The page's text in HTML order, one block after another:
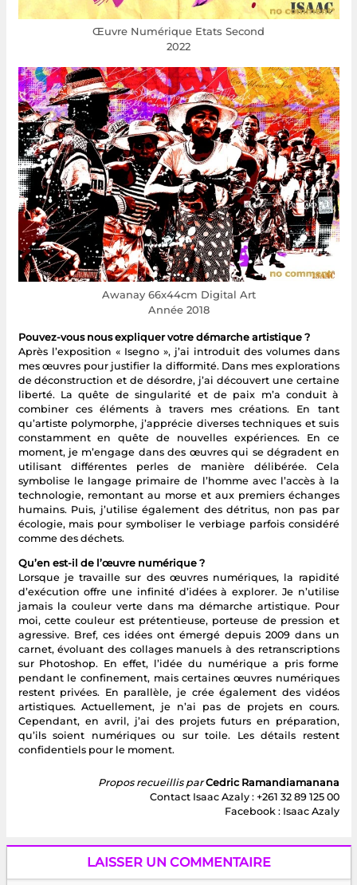
Œuvre Numérique Etats Second
2022
Awanay 66x44cm Digital Art
Année 2018
Pouvez-vous nous expliquer votre démarche artistique ?
Après l’exposition « Isegno », j’ai introduit des volumes dans
mes œuvres pour justifier la difformité. Dans mes explorations
de déconstruction et de désordre, j’ai découvert une certaine
liberté. La quête de singularité et de paix m’a conduit à
combiner ces éléments à travers mes créations. En tant
qu’artiste polymorphe, j’apprécie diverses techniques et suis
constamment en quête de nouvelles expériences. En ce
moment, je m’engage dans des œuvres qui se dégradent en
utilisant différentes perles de manière délibérée. Cela
symbolise le langage primaire de l’homme avec l’accès à la
technologie, remontant au morse et aux premiers échanges
humains. Puis, j’utilise également des détritus, non pas par
écologie, mais pour symboliser le verbiage parfois considéré
comme des déchets.
Qu’en est-il de l’œuvre numérique ?
Lorsque je travaille sur des œuvres numériques, la rapidité
d’exécution offre une infinité d’idées à explorer. Je n’utilise
jamais la couleur verte dans ma démarche artistique. Pour
moi, cette couleur est prétentieuse, porteuse de pression et
agressive. Bref, ces idées ont émergé depuis 2009 dans un
carnet, évoluant des collages manuels à des retranscriptions
sur Photoshop. En effet, l’idée du numérique a pris forme
pendant le confinement, mais certaines œuvres numériques
restent privées. En parallèle, je crée également des vidéos
artistiques. Actuellement, je n’ai pas de projets en cours.
Cependant, en avril, j’ai des projets futurs en préparation,
qu’ils soient numériques ou sur toile. Les détails restent
confidentiels pour le moment.
Propos recueillis par Cedric Ramandiamanana
Contact Isaac Azaly : +261 32 89 125 00
Facebook : Isaac Azaly
LAISSER UN COMMENTAIRE